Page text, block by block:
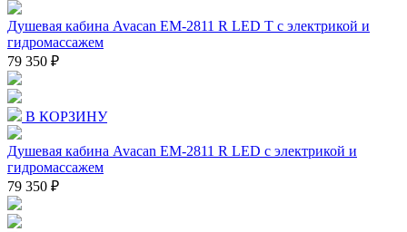
Душевая кабина Avacan EM-2811 R LED T с электрикой и
гидромассажем
79 350 ₽
В КОРЗИНУ
Душевая кабина Avacan EM-2811 R LED с электрикой и
гидромассажем
79 350 ₽